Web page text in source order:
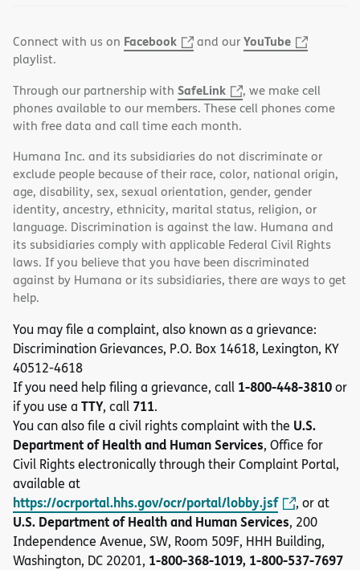
Connect with us on Facebook and ourYouTube
playlist.
Through our partnership with SafeLink
, we make cell
phones available to our members. These cell phones come
with free data and call time each month.
Humana Inc. and its subsidiaries do not discriminate or
exclude people because of their race, color, national origin,
age, disability, sex, sexual orientation, gender, gender
identity, ancestry, ethnicity, marital status, religion, or
language. Discrimination is against the law. Humana and
its subsidiaries comply with applicable Federal Civil Rights
laws. If you believe that you have been discriminated
against by Humana or its subsidiaries, there are ways to get
help.
You may file a complaint, also known as a grievance:
Discrimination Grievances, P.O. Box 14618, Lexington, KY
40512-4618
If you need help filing a grievance, call 1-800-448-3810or
if you use a TTY, call 711.
You can also file a civil rights complaint with the U.S.
Department of Health and Human Services, Office for
Civil Rights electronically through their Complaint Portal,
available at
https://ocrportal.hhs.gov/ocr/portal/lobby.jsf , or at
U.S. Department of Health and Human Services, 200
Independence Avenue, SW, Room 509F, HHH Building,
Washington, DC 20201, 1-800-368-1019, 1-800-537-7697